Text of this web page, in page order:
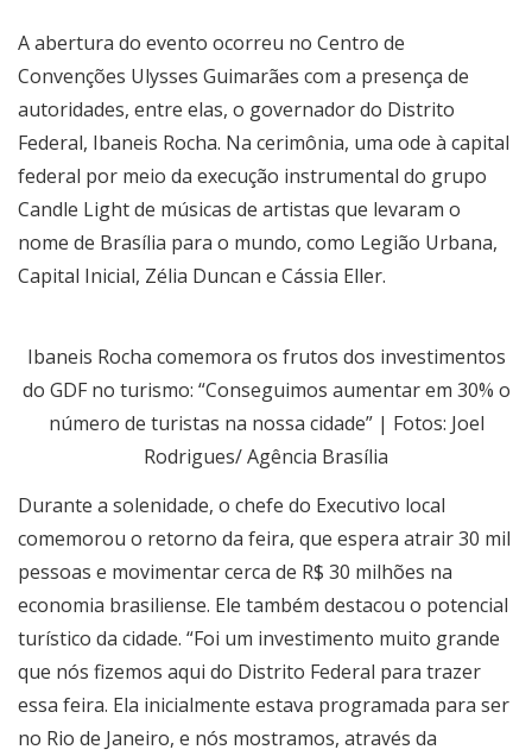
A abertura do evento ocorreu no Centro de
Convenções Ulysses Guimarães com a presença de
autoridades, entre elas, o governador do Distrito
Federal, Ibaneis Rocha. Na cerimônia, uma ode à capital
federal por meio da execução instrumental do grupo
Candle Light de músicas de artistas que levaram o
nome de Brasília para o mundo, como Legião Urbana,
Capital Inicial, Zélia Duncan e Cássia Eller.
Ibaneis Rocha comemora os frutos dos investimentos
do GDF no turismo: “Conseguimos aumentar em 30% o
número de turistas na nossa cidade” | Fotos: Joel
Rodrigues/ Agência Brasília
Durante a solenidade, o chefe do Executivo local
comemorou o retorno da feira, que espera atrair 30 mil
pessoas e movimentar cerca de R$ 30 milhões na
economia brasiliense. Ele também destacou o potencial
turístico da cidade. “Foi um investimento muito grande
que nós fizemos aqui do Distrito Federal para trazer
essa feira. Ela inicialmente estava programada para ser
no Rio de Janeiro, e nós mostramos, através da